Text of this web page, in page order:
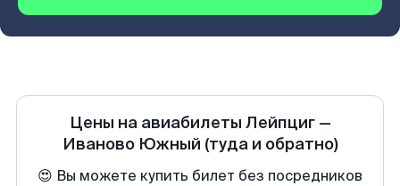
Цены на авиабилеты Лейпциг—
Иваново Южный (туда и обратно)
😍 Вы можете купить билет без посредников